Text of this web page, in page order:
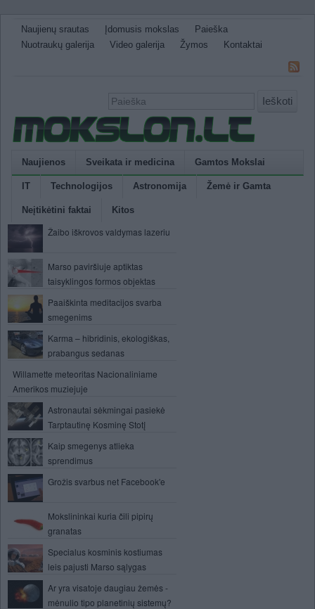
Naujienų srautas Įdomusis mokslas
Paieška
Nuotraukų galerija
Video galerija Žymos Kontaktai
Ieškoti
Naujienos Sveikata ir medicina Gamtos Mokslai
IT Technologijos Astronomija Žemė ir Gamta
Neįtikėtini faktai Kitos
Žaibo iškrovos valdymas lazeriu
Marso paviršiuje aptiktas
taisyklingos formos objektas
Paaiškinta meditacijos svarba
smegenims
Karma – hibridinis, ekologiškas,
prabangus sedanas
Willamette meteoritas Nacionaliniame
Amerikos muziejuje
Astronautai sėkmingai pasiekė
Tarptautinę Kosminę Stotį
Kaip smegenys atlieka
sprendimus
Grožis svarbus net Facebook'e
Mokslininkai kuria čili pipirų
granatas
Specialus kosminis kostiumas
leis pajusti Marso sąlygas
Ar yra visatoje daugiau žemės -
mėnulio tipo planetinių sistemų?